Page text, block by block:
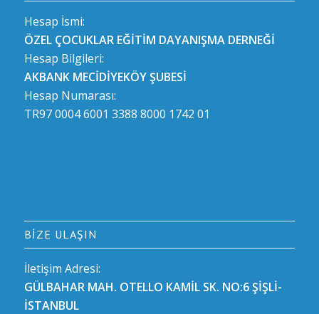
Hesap İsmi:
ÖZEL ÇOCUKLAR EĞİTİM DAYANIŞMA DERNEĞİ
Hesap Bilgileri:
AKBANK MECİDİYEKÖY ŞUBESİ
Hesap Numarası:
TR97 0004 6001 3388 8000 1742 01
BIZE ULAŞIN
İletişim Adresi:
GÜLBAHAR MAH. OTELLO KAMİL SK. NO:6 ŞİŞLİ-
İSTANBUL